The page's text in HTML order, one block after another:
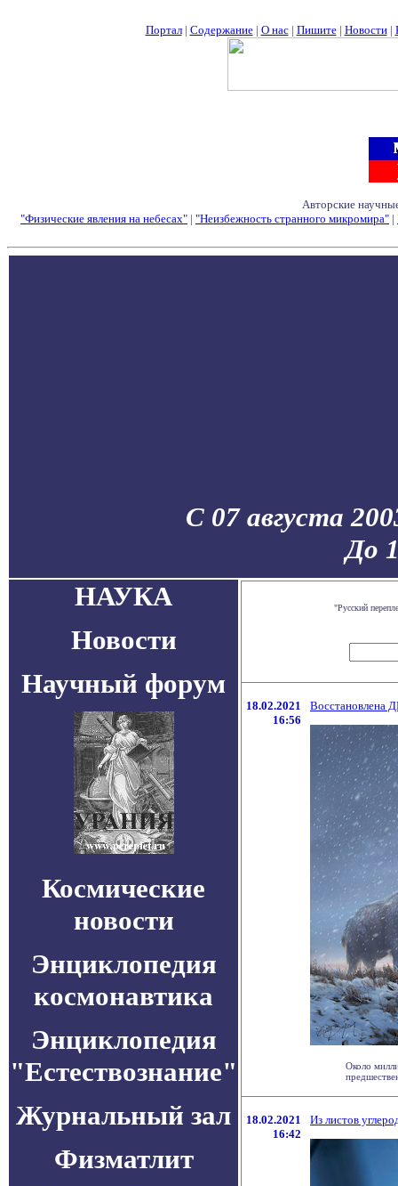
Портал| Содержание| О нас| Пишите| Новости|
Авторские
"Физические явления на небесах" | "Неизбежность странного микромира" |
С 07 августа
До
НАУКА
Новости
Научный форум
Космические
новости
Энциклопедия
космонавтика
Энциклопедия
"Естествознание"
Журнальный зал
Физматлит
"Русский
18.02.2021
16:56
Восстановлена
Около
18.02.2021
16:42
Из листов